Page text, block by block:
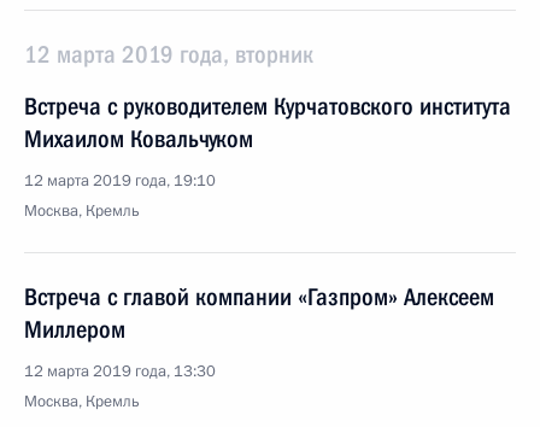
12 марта 2019 года, вторник
Встреча с руководителем Курчатовского института
Михаилом Ковальчуком
12 марта 2019 года, 19:10
Москва, Кремль
Встреча с главой компании «Газпром» Алексеем
Миллером
12 марта 2019 года, 13:30
Москва, Кремль